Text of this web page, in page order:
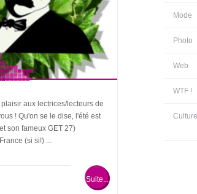
aux lectrices/lecteurs de
! Qu'on se le dise, l'été est
son fameux GET 27)
(si si!) ...
Suite...
Mode
Photo
Web
WTF !
Culture